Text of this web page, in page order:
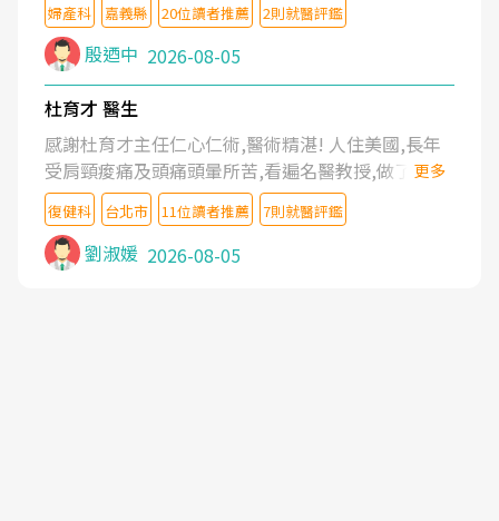
婦產科 嘉義縣 20位讀者推薦 2則就醫評鑑
殷迺中 2026-08-05
杜育才 醫生
感謝杜育才主任仁心仁術,醫術精湛! 人住美國,長年
受肩頸痠痛及頭痛頭暈所苦,看遍名醫教授,做了各種
檢查,也嘗試過西醫打針,中醫針灸及物理徒手治療都
沒有用,後來連吃到嗎啡類止痛藥都效果有限,只是壓
症狀,沒多久就痛起來,多年失眠嚴重影響生活品質.
台灣親友介紹忠孝醫院杜育才主任是頸頭症候群專
更多
復健科 台北市 11位讀者推薦 7則就醫評鑑
劉淑媛 2026-08-05